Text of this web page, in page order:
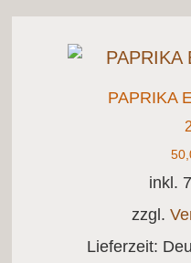
PAPRIKA
inkl.
zzgl.
Lieferzeit: